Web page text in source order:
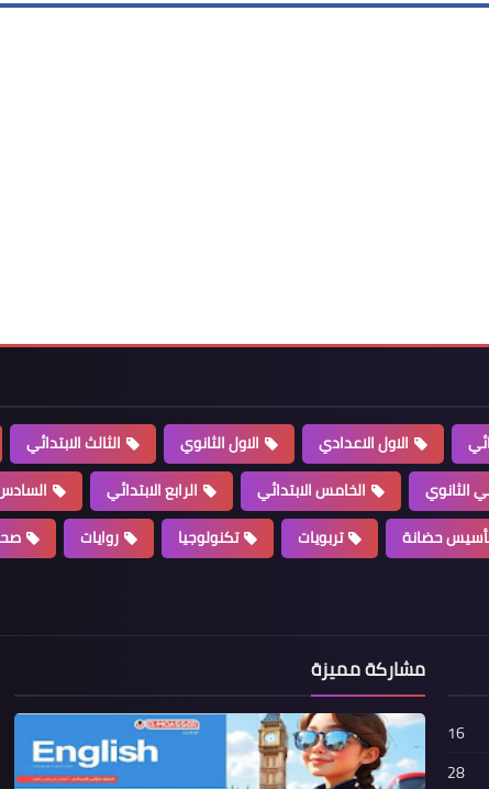
الاول الاعدادي الاول الثانوي الثالث الابتدائي
الثانوي الخامس الابتدائي الرابع الابتدائي
حضانة تربويات تكنولوجيا روايات
16
28
مشاركة مميزة